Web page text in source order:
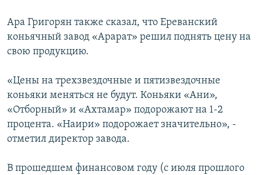
Ара Григорян также сказал, что Ереванский
коньячный завод «Арарат» решил поднять цену на
свою продукцию.
«Цены на трехзвездочные и пятизвездочные
коньяки меняться не будут. Коньяки «Ани»,
«Отборный» и «Ахтамар» подорожают на 1-2
процента. «Наири» подорожает значительно», -
отметил директор завода.
В прошедшем финансовом году (с июля прошлого